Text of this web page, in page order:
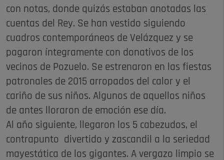
con notas, donde quizás estaban anotadas las
cuentas del Rey. Se han vestido siguiendo
cuadros contemporáneos de Velázquez y se
pagaron íntegramente con donativos de los
vecinos de Pozuelo. Se estrenaron en las fiestas
patronales de 2015 arropados del calor y el
cariño de sus niños. Algunos de aquellos niños
de antes lloraron de emoción ese día.
Al año siguiente, llegaron los 5 cabezudos, el
contrapunto divertido y zascandil a la seriedad
mayestática de los gigantes. A vergazo limpio se